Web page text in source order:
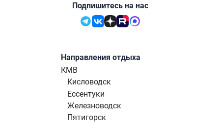
Подпишитесь на нас
Направления отдыха
КМВ
Кисловодск
Ессентуки
Железноводск
Пятигорск